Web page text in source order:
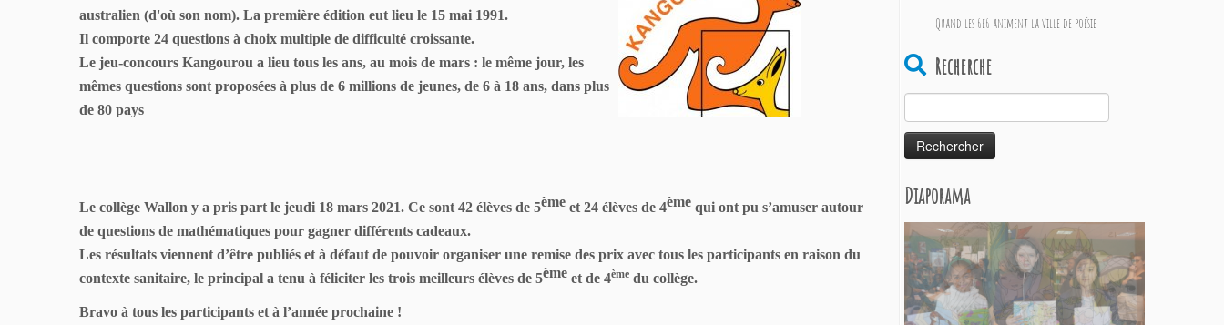
australien (d'où son nom). La première édition eut lieu le 15 mai 1991.
Il comporte 24 questions à choix multiple de difficulté croissante.
Le jeu-concours Kangourou a lieu tous les ans, au mois de mars : le même jour, les
mêmes questions sont proposées à plus de 6 millions de jeunes, de 6 à 18 ans, dans plus
de 80 pays
Le collège Wallon y a pris part le jeudi 18 mars 2021. Ce sont 42 élèves de 5ème et 24 élèves de 4ème qui ont pu s’amuser autour
de questions de mathématiques pour gagner différents cadeaux.
Les résultats viennent d’être publiés et à défaut de pouvoir organiser une remise des prix avec tous les participants en raison du
contexte sanitaire, le principal a tenu à féliciter les trois meilleurs élèves de 5ème et de 4ème du collège.
Bravo à tous les participants et à l’année prochaine !
Quand les 6e6 animent la ville de poésie
Recherche
Diaporama